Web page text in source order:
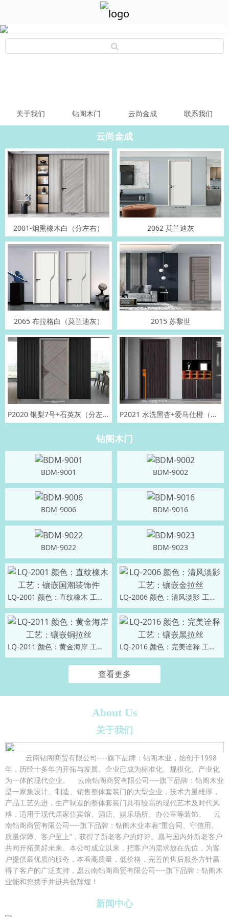
关于我们 钻阁木门 云尚金成 联系我们
云尚金成
2001-烟熏橡木白（分左右） 2062 莫兰迪灰
2065 布拉格白（莫兰迪灰） 2015 苏黎世
P2020 银梨7号+石英灰（分左右） P2021 水洗黑杏+爱马仕橙（分左右）
钻阁木门
BDM-9001 BDM-9002
BDM-9006 BDM-9016
BDM-9022 BDM-9023
LQ-2001 颜色：直纹橡木 工艺：镶嵌国潮装饰件 LQ-2006 颜色：清风淡影 工艺：镶嵌金拉丝
LQ-2011 颜色：黄金海岸 工艺：镶嵌铜拉丝 LQ-2016 颜色：完美诠释 工艺：镶嵌黑拉丝
查看更多
About Us
关于我们
云南钻阁商贸有限公司----旗下品牌：钻阁木业，始创于1998
年，历经十多年的开拓与发展。企业已成为标准化、规模化、产业化
为一体的现代企业。 云南钻阁商贸有限公司----旗下品牌：钻阁木业
是一家集设计、制造、销售整体套装门的大型企业，技术力量雄厚，
产品工艺先进，生产制造的整体套装门具有较高的现代艺术及时代风
格，适用于现代居家住宾馆、酒店、娱乐场所、办公室等装饰。 云
南钻阁商贸有限公司----旗下品牌：钻阁木业本着“重合同、守信用、
质量保障、客户至上”，获得了新老客户的好评。愿与国内外新老客户
共同开拓美好未来。本公司成立以来，把客户的需求放在先位，为客
户提供最优质的服务，本着高质量，低价格，完善的售后服务方针赢
得了客户的广泛支持，愿云南钻阁商贸有限公司----旗下品牌：钻阁木
业能和您携手并进共创辉煌！
新闻中心